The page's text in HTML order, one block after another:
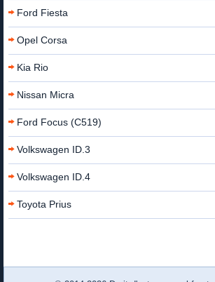
Ford Fiesta
Opel Corsa
Kia Rio
Nissan Micra
Ford Focus (C519)
Volkswagen ID.3
Volkswagen ID.4
Toyota Prius